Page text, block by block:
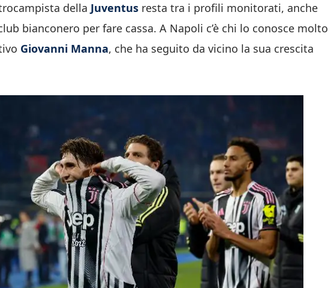
della Juventus resta tra i profili monitorati, anche
bianconero per fare cassa. A Napoli c’è chi lo conosce molto
Giovanni Manna, che ha seguito da vicino la sua crescita